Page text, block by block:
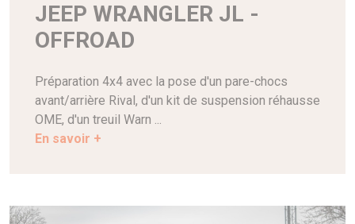
JEEP WRANGLER JL -
OFFROAD
Préparation 4x4 avec la pose d'un pare-chocs
avant/arrière Rival, d'un kit de suspension réhausse
OME, d'un treuil Warn ...
En savoir +